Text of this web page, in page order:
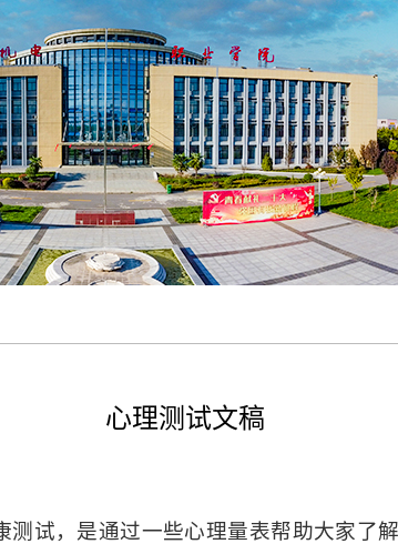
心理测试文稿
测试，是通过一些心理量表帮助大家了